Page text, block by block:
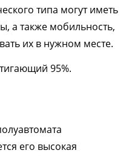
типа могут иметь
а также мобильность,
их в нужном месте.
95%.
его высокая